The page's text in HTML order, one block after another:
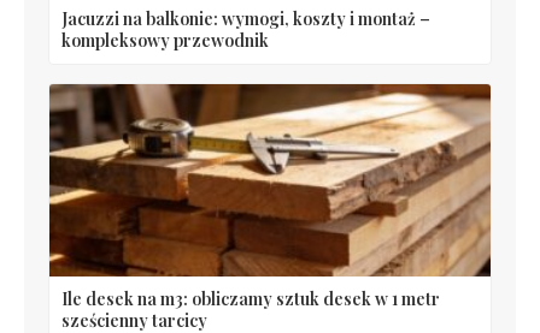
Jacuzzi na balkonie: wymogi, koszty i montaż –
kompleksowy przewodnik
Ile desek na m3: obliczamy sztuk desek w 1 metr
sześcienny tarcicy